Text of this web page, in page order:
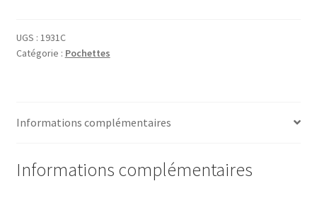
ou
Sac
Noir
UGS : 1931C
Catégorie : Pochettes
Informations complémentaires
Informations complémentaires